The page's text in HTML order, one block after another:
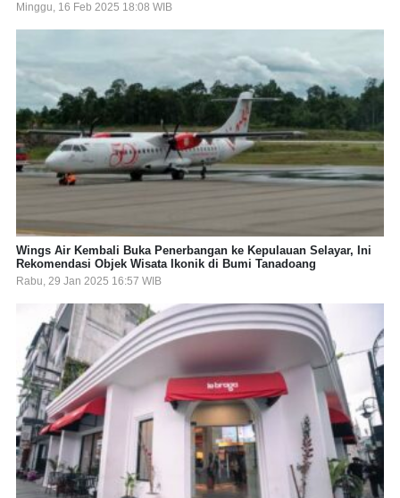
Minggu, 16 Feb 2025 18:08 WIB
Wings Air Kembali Buka Penerbangan ke Kepulauan Selayar, Ini
Rekomendasi Objek Wisata Ikonik di Bumi Tanadoang
Rabu, 29 Jan 2025 16:57 WIB